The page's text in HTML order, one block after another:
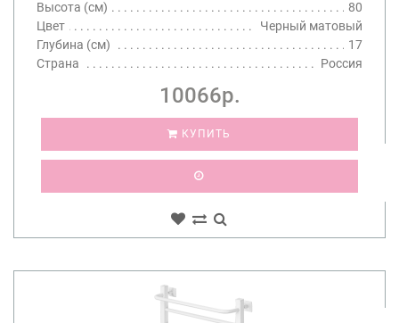
Высота (см)
80
Цвет
Черный матовый
Глубина (см)
17
Страна
Россия
10066р.
КУПИТЬ